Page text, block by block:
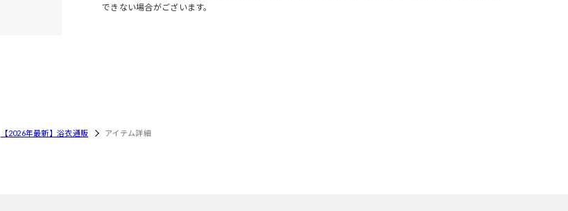
できない場合がございます。
【2026年最新】浴衣通販 アイテム詳細